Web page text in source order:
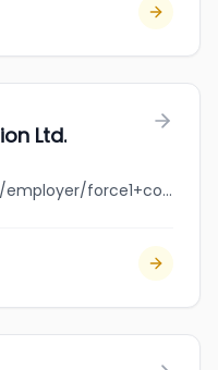
Ltd.
jobbank.gc.ca/browsejobs/employer/force1+construction+ltd./ca